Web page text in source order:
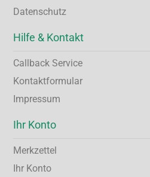
Datenschutz
Hilfe & Kontakt
Callback Service
Kontaktformular
Impressum
Ihr Konto
Merkzettel
Ihr Konto